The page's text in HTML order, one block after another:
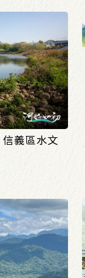
義區水文